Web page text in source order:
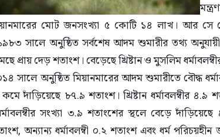
মোট জনসংখ্যা ৫ কোটি ১৪ লাখ। আর সে
১৯৮৩ সালে অনুষ্ঠিত সর্বশেষ আদম শুমারীর তথ্য অনুযায়ী
প্রায় দেড় শতাংশ। বেড়েছে খ্রিষ্টান ও মুসলিম
সালে অনুষ্ঠিত মিয়ানমারের আদম শুমারীতে বৌদ্ধ
দাঁড়িয়েছে ৮৭.৯ শতাংশ। খ্রিষ্টান ধর্মাবলম্বীর ৪.৯
সংখ্যা ৩.৯ শতাংশের স্থলে বেড়ে
অন্যান্য ধর্মাবলম্বী ০.২ শতাংশ এবং ধর্ম পরিচয়হীন